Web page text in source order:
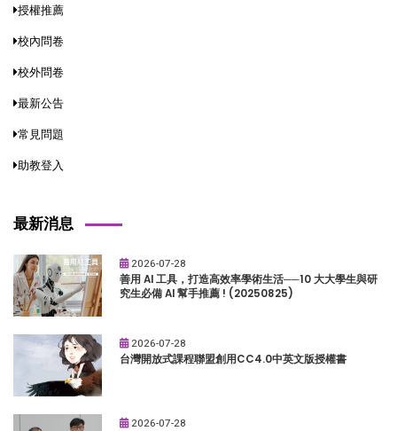
授權推薦
校內問卷
校外問卷
最新公告
常見問題
助教登入
最新消息
2026-07-28
善用 AI 工具，打造高效率學術生活──10 大大學生與研
究生必備 AI 幫手推薦 ! (20250825)
2026-07-28
台灣開放式課程聯盟創用CC4.0中英文版授權書
2026-07-28